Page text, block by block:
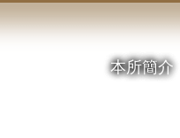
本所簡介